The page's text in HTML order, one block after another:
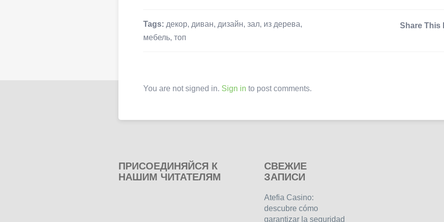
Tags: декор, диван, дизайн, зал, из дерева,
мебель, топ
Share This
You are not signed in. Sign in to post comments.
ПРИСОЕДИНЯЙСЯ К
НАШИМ ЧИТАТЕЛЯМ
СВЕЖИЕ
ЗАПИСИ
Atefia Casino:
descubre cómo
garantizar la seguridad